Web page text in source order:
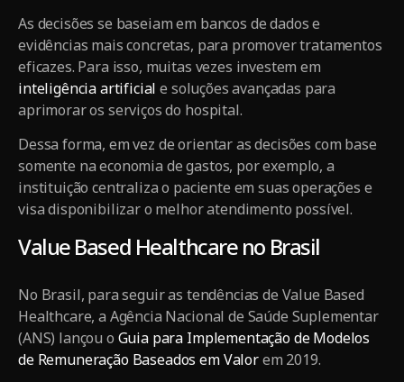
As decisões se baseiam em bancos de dados e
evidências mais concretas, para promover tratamentos
eficazes. Para isso, muitas vezes investem em
inteligência artificial e soluções avançadas para
aprimorar os serviços do hospital.
Dessa forma, em vez de orientar as decisões com base
somente na economia de gastos, por exemplo, a
instituição centraliza o paciente em suas operações e
visa disponibilizar o melhor atendimento possível.
Value Based Healthcare no Brasil
No Brasil, para seguir as tendências de Value Based
Healthcare, a Agência Nacional de Saúde Suplementar
(ANS) lançou o Guia para Implementação de Modelos
de Remuneração Baseados em Valorem 2019.